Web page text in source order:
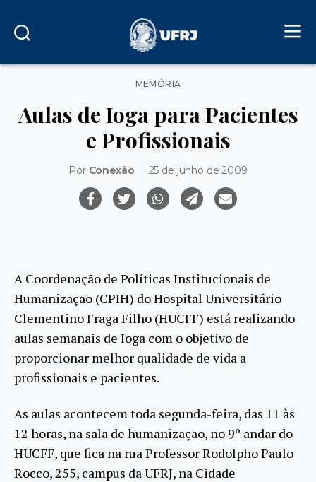
Categorias
MEMÓRIA
Aulas de Ioga para Pacientes
e Profissionais
Por Conexão 25 de junho de 2009
A Coordenação de Políticas Institucionais de
Humanização (CPIH) do Hospital Universitário
Clementino Fraga Filho (HUCFF) está realizando
aulas semanais de Ioga com o objetivo de
proporcionar melhor qualidade de vida a
profissionais e pacientes.
As aulas acontecem toda segunda-feira, das 11 às
12 horas, na sala de humanização, no 9º andar do
HUCFF, que fica na rua Professor Rodolpho Paulo
Rocco, 255, campus da UFRJ, na Cidade